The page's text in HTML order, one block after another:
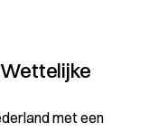
met een